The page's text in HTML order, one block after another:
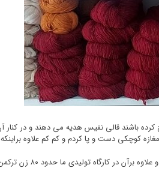
کرده باشند قالی نفیس هدیه می دهند و در
کوچکی دست و پا کردم و کم کم علاوه
ما حدود ۸۰ زن ترکمن مشغول به فعالیت هستند.